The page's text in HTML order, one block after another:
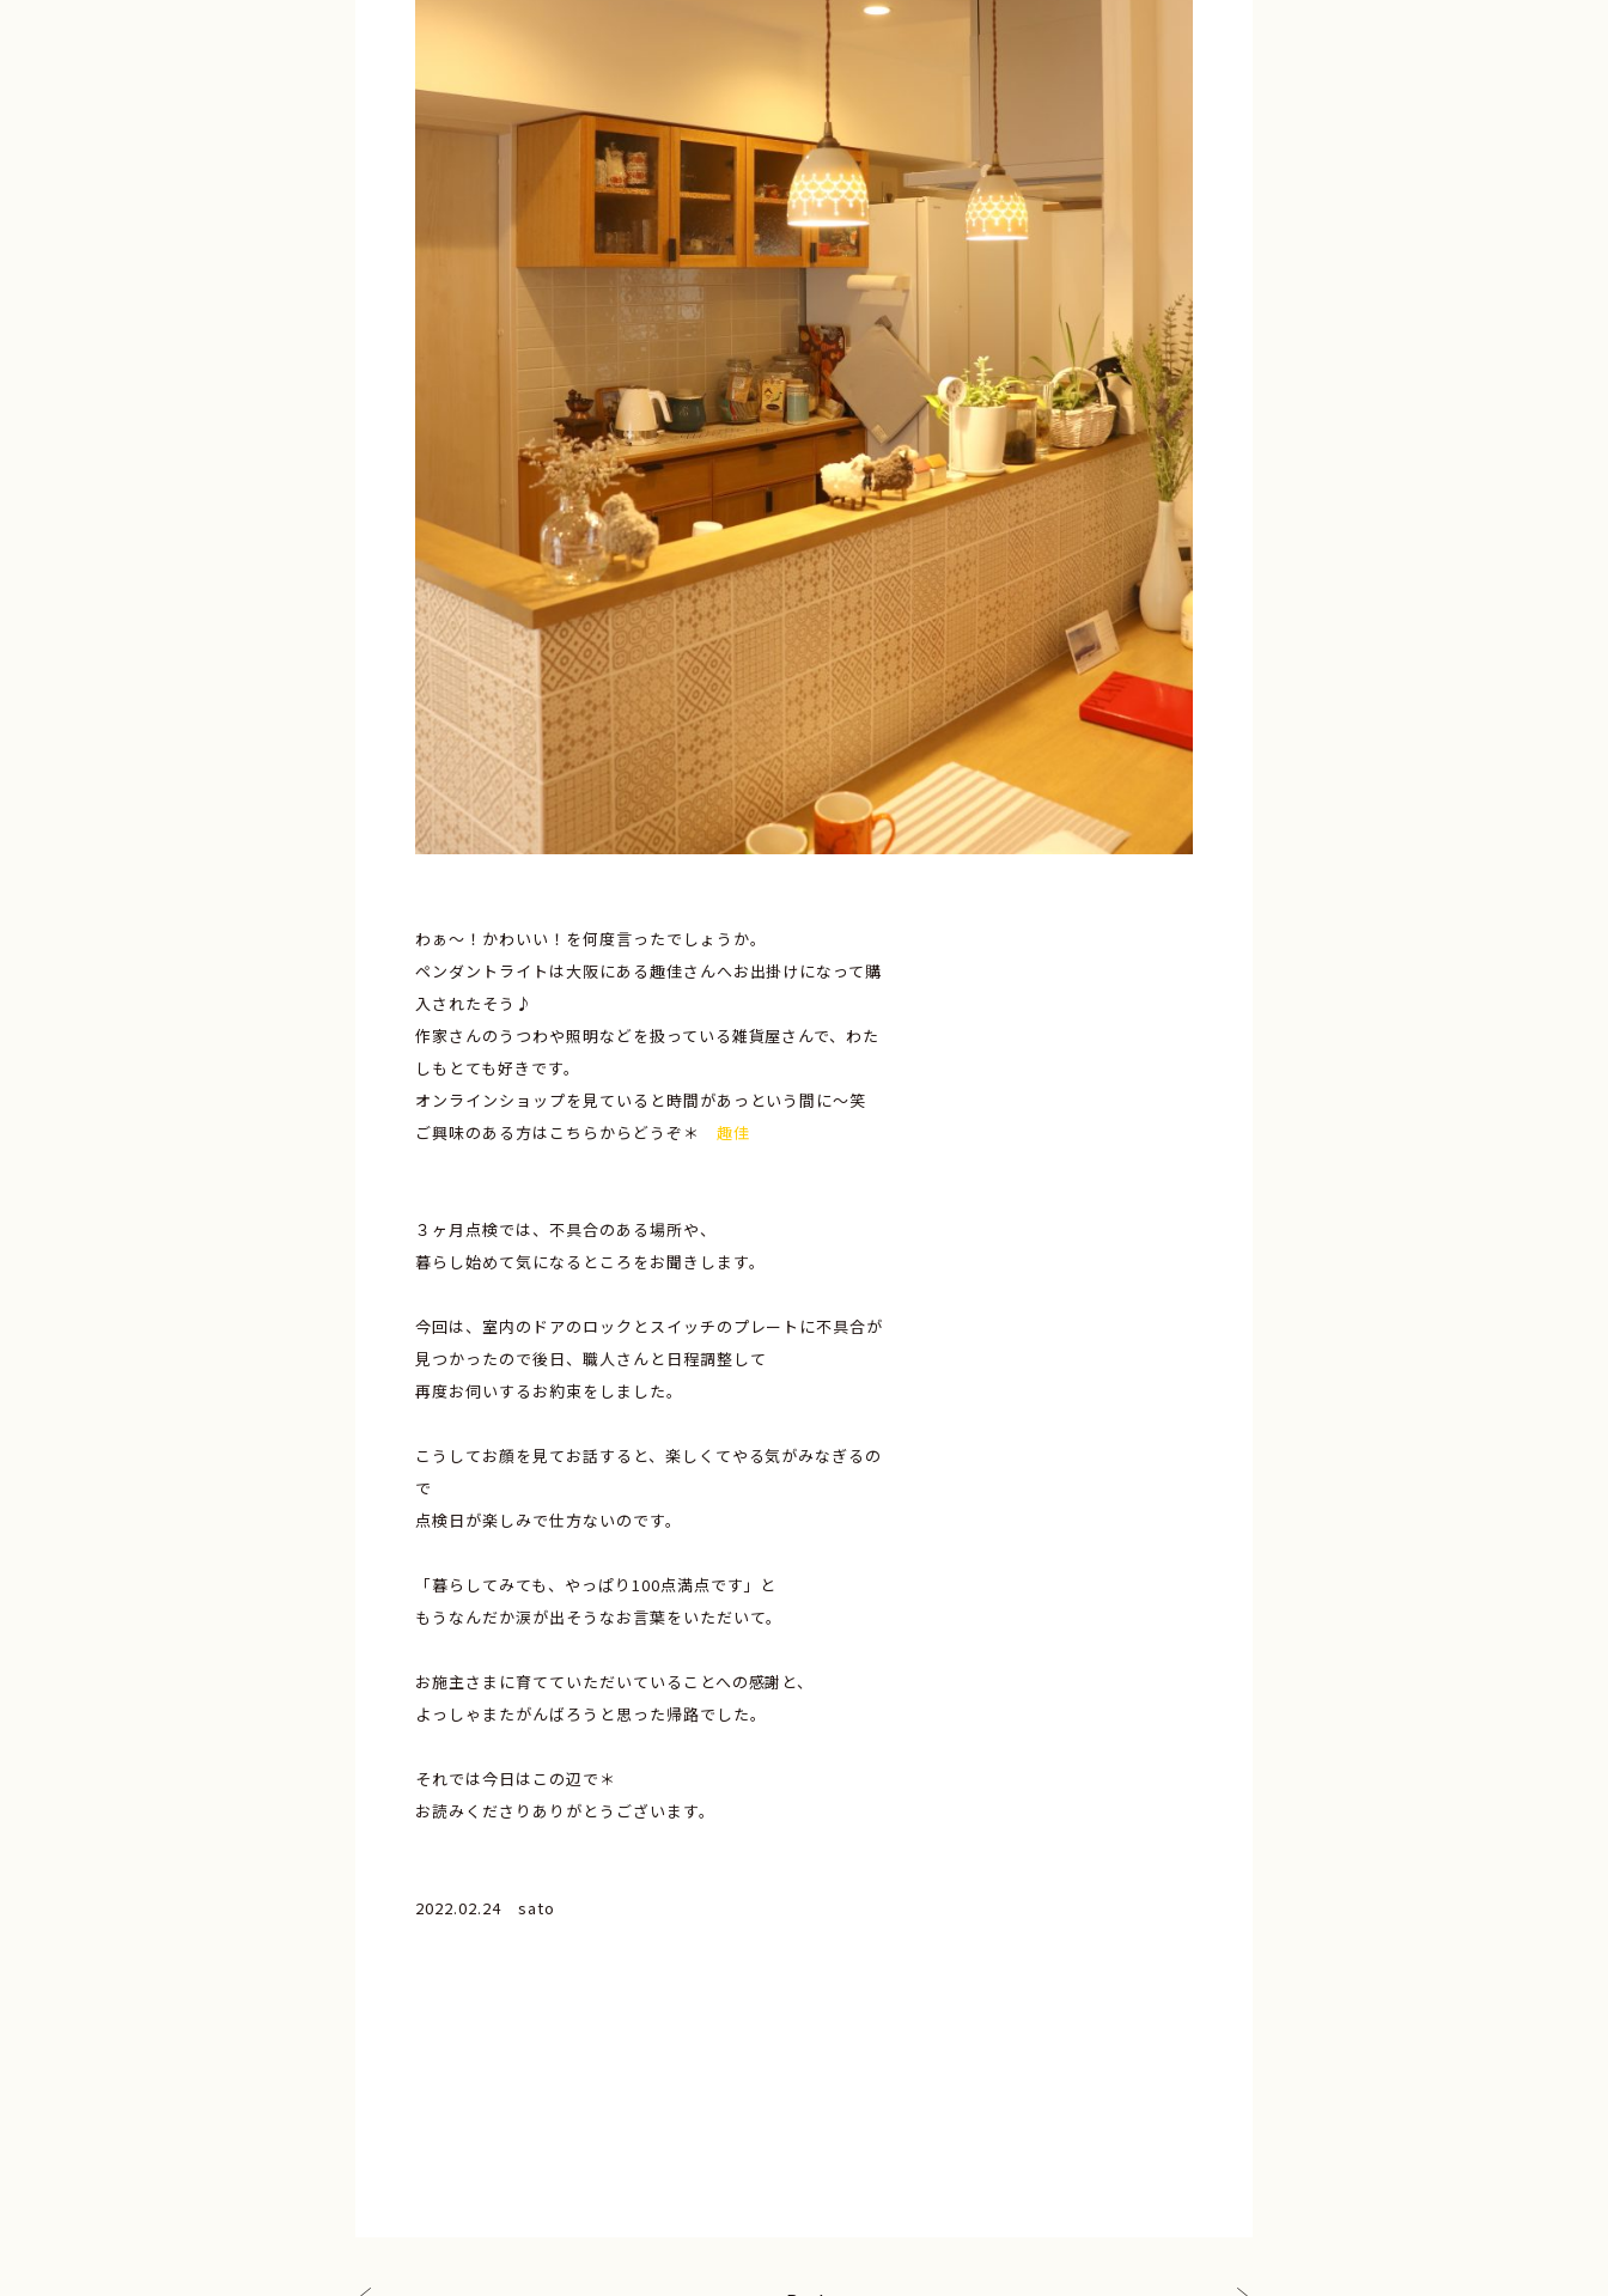
わぁ～！かわいい！を何度言ったでしょうか。
ペンダントライトは大阪にある趣佳さんへお出掛けになって購
入されたそう♪
作家さんのうつわや照明などを扱っている雑貨屋さんで、わた
しもとても好きです。
オンラインショップを見ていると時間があっという間に～笑
ご興味のある方はこちらからどうぞ＊ 趣佳
３ヶ月点検では、不具合のある場所や、
暮らし始めて気になるところをお聞きします。
今回は、室内のドアのロックとスイッチのプレートに不具合が
見つかったので後日、職人さんと日程調整して
再度お伺いするお約束をしました。
こうしてお顔を見てお話すると、楽しくてやる気がみなぎるの
で
点検日が楽しみで仕方ないのです。
「暮らしてみても、やっぱり100点満点です」と
もうなんだか涙が出そうなお言葉をいただいて。
お施主さまに育てていただいていることへの感謝と、
よっしゃまたがんばろうと思った帰路でした。
それでは今日はこの辺で＊
お読みくださりありがとうございます。
2022.02.24 sato